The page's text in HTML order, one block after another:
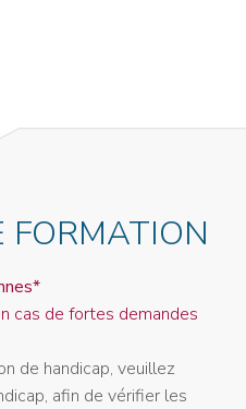
FORMATION
cas de fortes demandes
de handicap, veuillez
afin de vérifier les